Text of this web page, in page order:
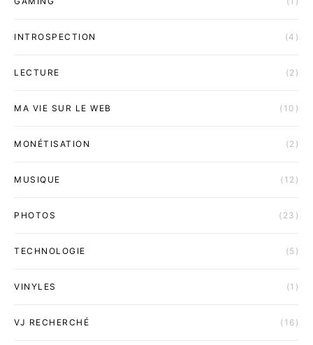
INTROSPECTION (4)
LECTURE (2)
MA VIE SUR LE WEB (10)
MONÉTISATION (2)
MUSIQUE (12)
PHOTOS (23)
TECHNOLOGIE (5)
VINYLES (1)
VJ RECHERCHÉ (16)